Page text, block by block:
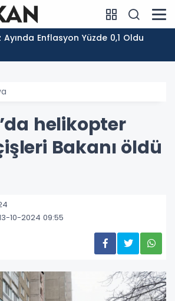
Ayında Enflasyon Yüzde 0,1 Oldu
helikopter
Bakanı öldü
10-2024 09:55